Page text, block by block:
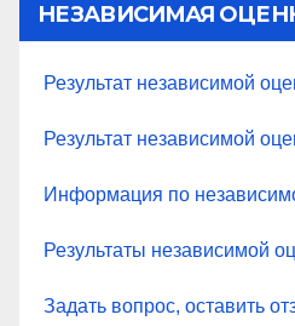
НЕЗАВИСИМАЯ
Результат независимой
Результат независимой
Информация по
Результаты независимой
Задать вопрос, оставить